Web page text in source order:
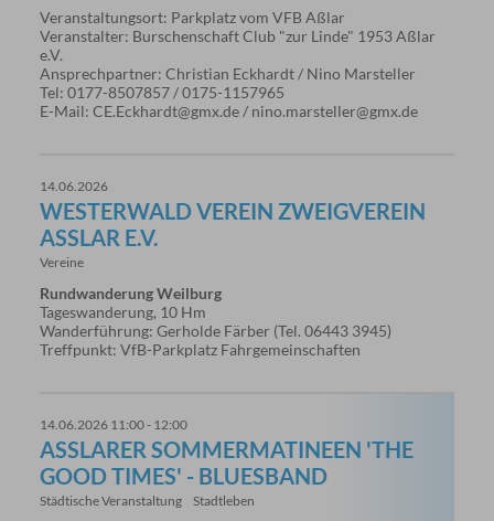
Veranstaltungsort: Parkplatz vom VFB Aßlar
Veranstalter: Burschenschaft Club "zur Linde" 1953 Aßlar
e.V.
Ansprechpartner: Christian Eckhardt / Nino Marsteller
Tel: 0177-8507857 / 0175-1157965
E-Mail: CE.Eckhardt@gmx.de / nino.marsteller@gmx.de
14.06.2026
WESTERWALD VEREIN ZWEIGVEREIN
ASSLAR E.V.
Vereine
Rundwanderung Weilburg
Tageswanderung, 10 Hm
Wanderführung: Gerholde Färber (Tel. 06443 3945)
Treffpunkt: VfB-Parkplatz Fahrgemeinschaften
14.06.2026 11:00 - 12:00
ASSLARER SOMMERMATINEEN 'THE G
OOD TIMES' - BLUESBAND
Städtische Veranstaltung Stadtleben